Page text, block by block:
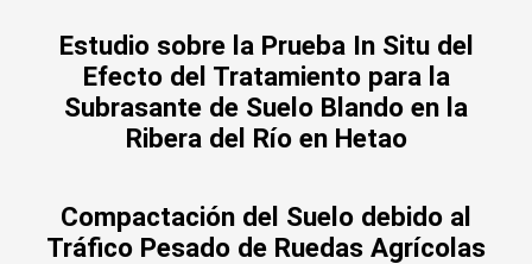
Estudio sobre la Prueba In Situ del
Efecto del Tratamiento para la
Subrasante de Suelo Blando en la
Ribera del Río en Hetao
Compactación del Suelo debido al
Tráfico Pesado de Ruedas Agrícolas